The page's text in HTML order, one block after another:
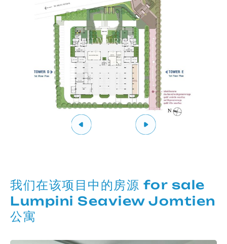
我们在该项目中的房源 for sale
Lumpini Seaview Jomtien
公寓